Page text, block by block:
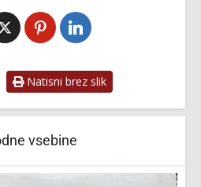
Natisni brez slik
vsebine